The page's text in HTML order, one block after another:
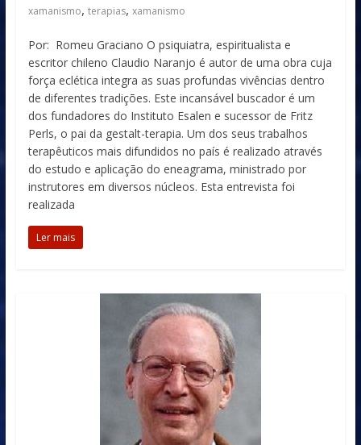
xamanismo, terapias, xamanismo
Por: Romeu Graciano O psiquiatra, espiritualista e
escritor chileno Claudio Naranjo é autor de uma obra cuja
força eclética integra as suas profundas vivências dentro
de diferentes tradições. Este incansável buscador é um
dos fundadores do Instituto Esalen e sucessor de Fritz
Perls, o pai da gestalt-terapia. Um dos seus trabalhos
terapêuticos mais difundidos no país é realizado através
do estudo e aplicação do eneagrama, ministrado por
instrutores em diversos núcleos. Esta entrevista foi
realizada
Ler mais